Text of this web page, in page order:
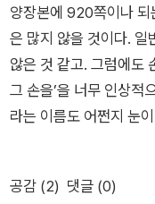
없어보이는 미시권력에
있게 서술하고 있다.푸
무기를 선사하지 않았을
은 오랜만에 나에게 멋
양장본에 920쪽이나 되
은 많지 않을 것이다. 일
않은 것 같고. 그럼에도
그 손을’을 너무 인상적
라는 이름도 어쩐지 눈
다. 세세하게 따져보고
내기가 여간 쉽지 않은
공감 (2) 댓글 (0)